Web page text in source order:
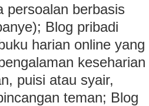
persoalan berbasis
Blog pribadi
harian online yang
keseharian
puisi atau syair,
teman; Blog